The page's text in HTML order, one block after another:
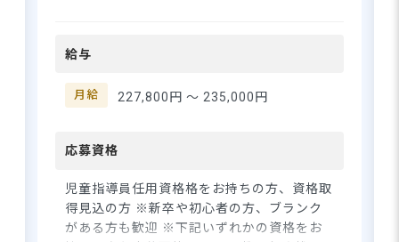
キャリアップも目指せます！
さらに詳しい
紹介を受ける
は「子どもたちの権利を守
をつくす」という理念が、ス
タッフ一人ひとりの日々の関
数字や効率よりも、目の前の
と願うあなたの想いを、大切
にできる職場です♪ ーー【ム
リなく長く働き続けられる、
給与
月給 227,800円 〜235,000円
応募資格
児童指導員任用資格格をお持ちの方、資格取
得見込の方 ※新卒や初心者の方、ブランク
がある方も歓迎 ※下記いずれかの資格をお